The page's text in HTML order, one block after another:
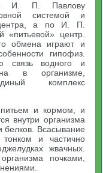
И. П. Павлову
системой и
а по И. П.
«питьевой» центр.
обмена играют и
гипофиз.
связь водного и
в организме,
комплекс
и кормом, и
внутри организма
белков. Всасывание
и частично
жвачных.
почками,